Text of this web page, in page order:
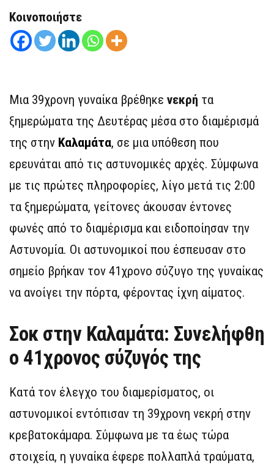
Κοινοποιήστε
Μια 39χρονη γυναίκα βρέθηκε νεκρή τα
ξημερώματα της Δευτέρας μέσα στο διαμέρισμά
της στην Καλαμάτα, σε μια υπόθεση που
ερευνάται από τις αστυνομικές αρχές. Σύμφωνα
με τις πρώτες πληροφορίες, λίγο μετά τις 2:00
τα ξημερώματα, γείτονες άκουσαν έντονες
φωνές από το διαμέρισμα και ειδοποίησαν την
Αστυνομία. Οι αστυνομικοί που έσπευσαν στο
σημείο βρήκαν τον 41χρονο σύζυγο της γυναίκας
να ανοίγει την πόρτα, φέροντας ίχνη αίματος.
Σοκ στην Καλαμάτα: Συνελήφθη
ο 41χρονος σύζυγός της
Κατά τον έλεγχο του διαμερίσματος, οι
αστυνομικοί εντόπισαν τη 39χρονη νεκρή στην
κρεβατοκάμαρα. Σύμφωνα με τα έως τώρα
στοιχεία, η γυναίκα έφερε πολλαπλά τραύματα,